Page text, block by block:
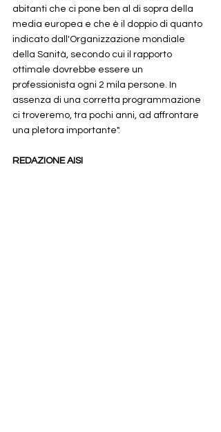
abitanti che ci pone ben al di sopra della
media europea e che è il doppio di quanto
indicato dall'Organizzazione mondiale
della Sanità, secondo cui il rapporto
ottimale dovrebbe essere un
professionista ogni 2 mila persone. In
assenza di una corretta programmazione
ci troveremo, tra pochi anni, ad affrontare
una pletora importante".
REDAZIONE AISI